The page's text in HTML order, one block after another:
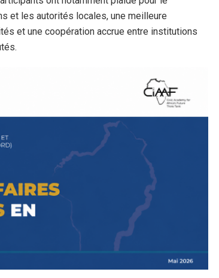
et les autorités locales, une meilleure
et une coopération accrue entre institutions